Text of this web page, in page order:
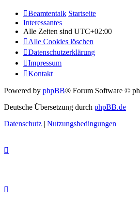
Beamtentalk Startseite
Interessantes
Alle Zeiten sind UTC+02:00
Alle Cookies löschen
Datenschutzerklärung
Impressum
Kontakt
Powered by phpBB® Forum Software ©
Deutsche Übersetzung durch phpBB.de
Datenschutz | Nutzungsbedingungen